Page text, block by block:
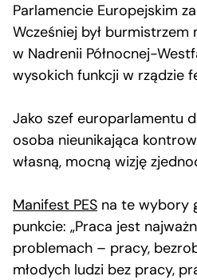
Parlamencie Europejskim
Wcześniej był
w Nadrenii Północnej-
wysokich funkcji w rządzie
Jako szef europarlamentu
osoba nieunikająca
własną, mocną wizję
Manifest PES na te wybory
punkcie: „Praca jest
problemach – pracy,
młodych ludzi bez pracy,